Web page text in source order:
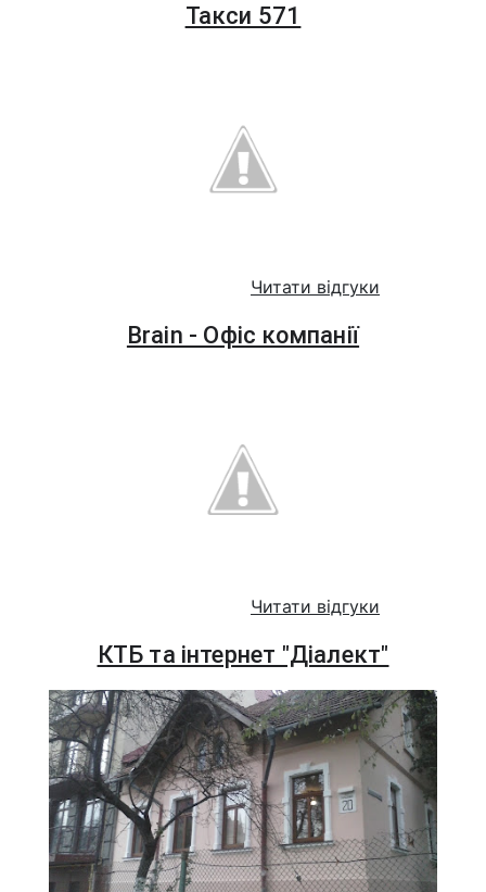
Такси 571
Читати відгуки
Brain - Офіс компанії
Читати відгуки
КТБ та інтернет "Діалект"